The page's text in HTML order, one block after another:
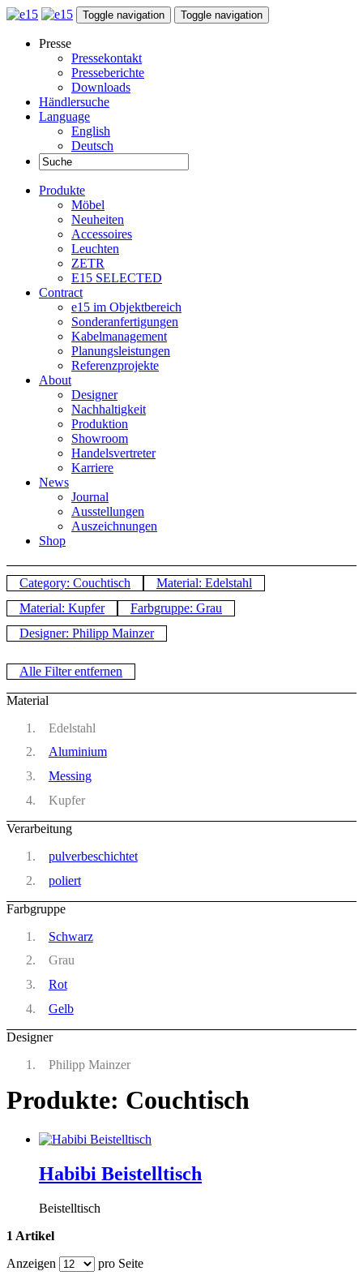
Toggle navigation Toggle navigation
Presse
Pressekontakt
Presseberichte
Downloads
Händlersuche
Language
English
Deutsch
Produkte
Möbel
Neuheiten
Accessoires
Leuchten
ZETR
E15 SELECTED
Contract
e15 im Objektbereich
Sonderanfertigungen
Kabelmanagement
Planungsleistungen
Referenzprojekte
About
Designer
Nachhaltigkeit
Produktion
Showroom
Handelsvertreter
Karriere
News
Journal
Ausstellungen
Auszeichnungen
Shop
Category: Couchtisch
Material: Edelstahl
Material: Kupfer
Farbgruppe: Grau
Designer: Philipp Mainzer
Alle Filter entfernen
Material
Edelstahl
Aluminium
Messing
Kupfer
Verarbeitung
pulverbeschichtet
poliert
Farbgruppe
Schwarz
Grau
Rot
Gelb
Designer
Philipp Mainzer
Produkte: Couchtisch
Habibi Beistelltisch
Beistelltisch
1 Artikel
Anzeigen
pro Seite